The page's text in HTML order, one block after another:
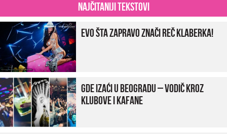
Najčitaniji tekstovi
Evo šta zapravo znači reč klaberka!
Gde izaći u Beogradu – vodič kroz
klubove i kafane